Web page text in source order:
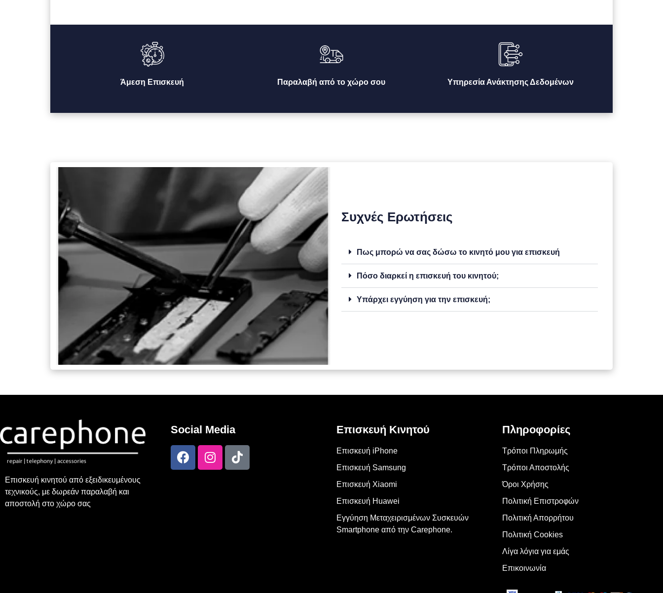
Άμεση Επισκευή Παραλαβή από το χώρο σου Υπηρεσία Ανάκτησης Δεδομένων
Συχνές Ερωτήσεις
Πως μπορώ να σας δώσω το κινητό μου για επισκευή
Πόσο διαρκεί η επισκευή του κινητού;
Υπάρχει εγγύηση για την επισκευή;
Επισκευή κινητού από εξειδικευμένους
τεχνικούς, με δωρεάν παραλαβή και
αποστολή στο χώρο σας
Social Media Επισκευή Κινητού
Επισκευή iPhone
Επισκευή Samsung
Επισκευή Xiaomi
Επισκευή Huawei
Εγγύηση Μεταχειρισμένων Συσκευών
Smartphone από την Carephone.
Πληροφορίες
Τρόποι Πληρωμής
Τρόποι Αποστολής
Όροι Χρήσης
Πολιτική Επιστροφών
Πολιτική Απορρήτου
Πολιτική Cookies
Λίγα λόγια για εμάς
Επικοινωνία